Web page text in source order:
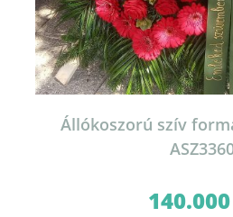
Állókoszorú szív
140.000